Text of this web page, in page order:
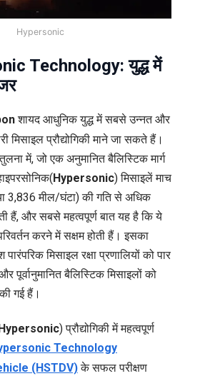
Hypersonic
Technology: युद्ध में
शायद आधुनिक युद्ध में सबसे उन्नत और
मिसाइल प्रौद्योगिकी माने जा सकते हैं।
में, जो एक अनुमानित बैलिस्टिक मार्ग
Hypersonic) मिसाइलें माच
3,836 मील/घंटा) की गति से अधिक
हैं, और सबसे महत्वपूर्ण बात यह है कि ये
करने में सक्षम होती हैं। इसका
मिसाइल रक्षा प्रणालियों को पार
पूर्वानुमानित बैलिस्टिक मिसाइलों को
गई हैं।
) प्रौद्योगिकी में महत्वपूर्ण
Technology
(HSTDV)के सफल परीक्षण